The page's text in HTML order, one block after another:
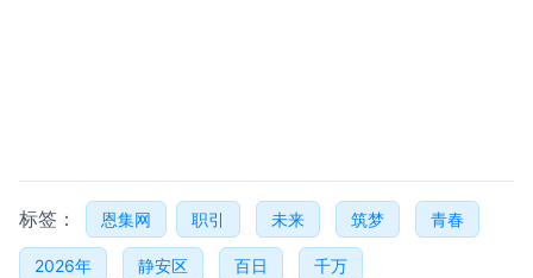
标签： 恩集网 职引 未来 筑梦 青春
2026年 静安区 百日 千万